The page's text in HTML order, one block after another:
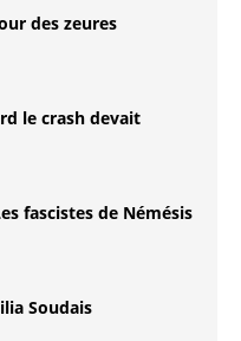
des zeures
le crash devait
fascistes de Némésis
Soudais